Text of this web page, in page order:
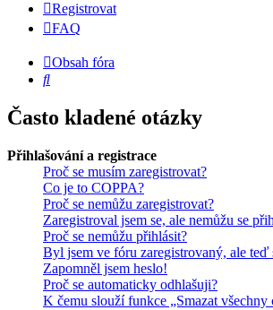
Registrovat
FAQ
Obsah fóra
Hledat
Často kladené otázky
Přihlašování a registrace
Proč se musím zaregistrovat?
Co je to COPPA?
Proč se nemůžu zaregistrovat?
Zaregistroval jsem se, ale nemůžu se
Proč se nemůžu přihlásit?
Byl jsem ve fóru zaregistrovaný, ale teď
Zapomněl jsem heslo!
Proč se automaticky odhlašuji?
K čemu slouží funkce „Smazat všechny